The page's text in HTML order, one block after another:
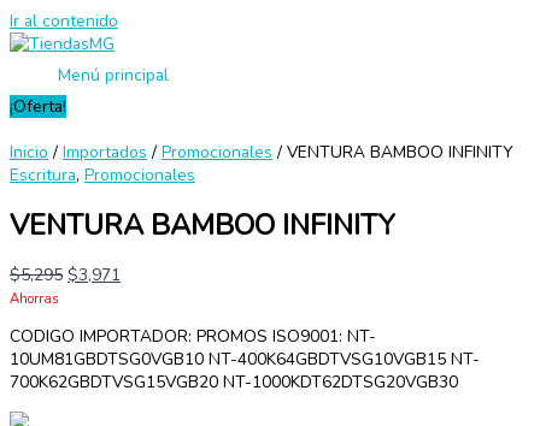
Ir al contenido
Menú principal
¡Oferta!
Inicio / Importados / Promocionales / VENTURA BAMBOO INFINITY
Escritura, Promocionales
VENTURA BAMBOO INFINITY
$5,295 $3,971
Ahorras
CODIGO IMPORTADOR: PROMOS ISO9001: NT-
10UM81GBDTSG0VGB10 NT-400K64GBDTVSG10VGB15 NT-
700K62GBDTVSG15VGB20 NT-1000KDT62DTSG20VGB30